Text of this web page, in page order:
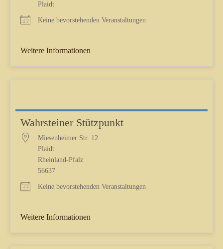
Plaidt
Keine bevorstehenden Veranstaltungen
Weitere Informationen
Wahrsteiner Stützpunkt
Miesenheimer Str. 12
Plaidt
Rheinland-Pfalz
56637
Keine bevorstehenden Veranstaltungen
Weitere Informationen